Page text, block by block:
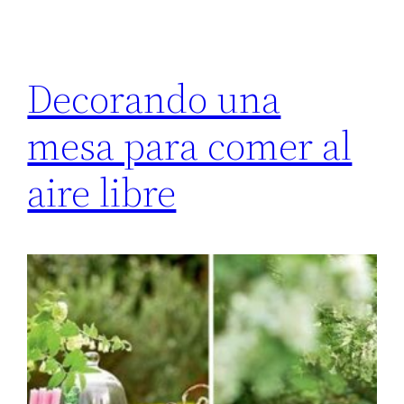
Decorando una
mesa para comer al
aire libre